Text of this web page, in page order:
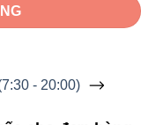
- 20:00)